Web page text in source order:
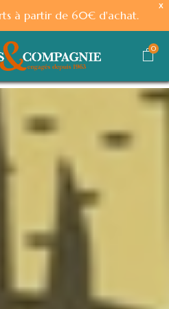
X
à partir de 60€ d'achat.
0